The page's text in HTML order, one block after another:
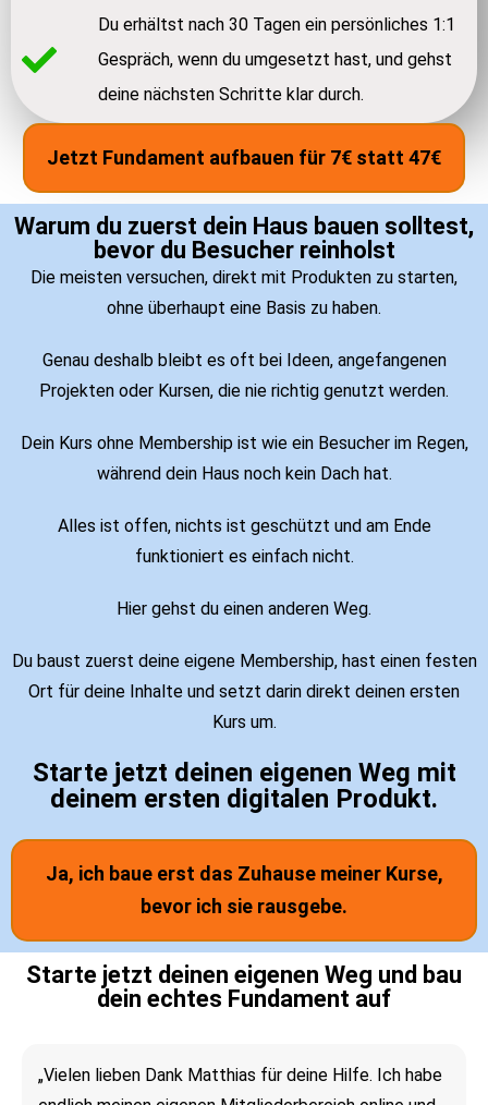
Du erhältst nach 30 Tagen ein persönliches 1:1
Gespräch, wenn du umgesetzt hast, und gehst
deine nächsten Schritte klar durch.
Jetzt Fundament aufbauen für 7€ statt 47€
Warum du zuerst dein Haus bauen solltest,
bevor du Besucher reinholst
Die meisten versuchen, direkt mit Produkten zu starten,
ohne überhaupt eine Basis zu haben.
Genau deshalb bleibt es oft bei Ideen, angefangenen
Projekten oder Kursen, die nie richtig genutzt werden.
Dein Kurs ohne Membership ist wie ein Besucher im Regen,
während dein Haus noch kein Dach hat.
Alles ist offen, nichts ist geschützt und am Ende
funktioniert es einfach nicht.
Hier gehst du einen anderen Weg.
Du baust zuerst deine eigene Membership, hast einen festen
Ort für deine Inhalte und setzt darin direkt deinen ersten
Kurs um.
Starte jetzt deinen eigenen Weg mit
deinem ersten digitalen Produkt.
Ja, ich baue erst das Zuhause meiner Kurse,
bevor ich sie rausgebe.
Starte jetzt deinen eigenen Weg und bau
dein echtes Fundament auf
„Vielen lieben Dank Matthias für deine Hilfe. Ich habe